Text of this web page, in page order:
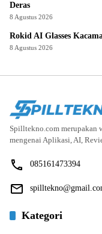
Deras
8 Agustus 2026
Rokid AI Glasses
8 Agustus 2026
Spilltekno.com merupakan
mengenai Aplikasi, AI,
085161473394
Kategori